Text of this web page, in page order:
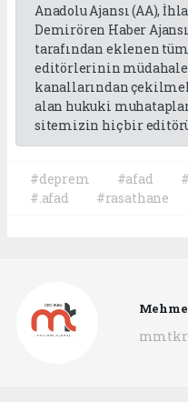
Anadolu Ajansı (AA),
Demirören Haber
tarafından eklenen
editörlerinin
kanallarından
alan hukuki
sitemizin hiç bir editörü
#deprem #afad
#.afad
#rasathane